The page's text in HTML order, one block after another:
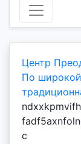
Центр
По
c